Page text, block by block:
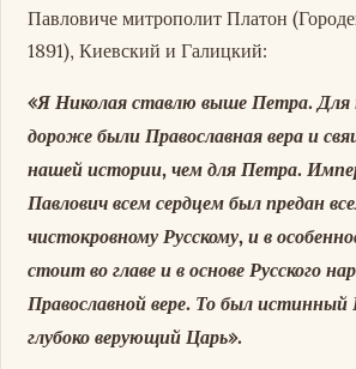
Павловиче митрополит Платон
1891), Киевский и Галицкий:
«Я Николая ставлю выше Петра. Для
дороже были Православная вера и
нашей истории, чем для Петра.
Павлович всем сердцем был предан
чистокровному Русскому, и в
стоит во главе и в основе Русского
Православной вере. То был истинный
глубоко верующий Царь».